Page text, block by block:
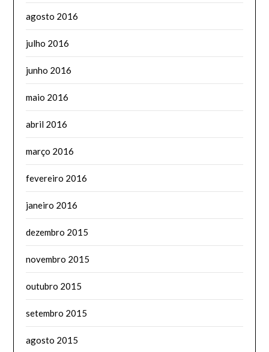
agosto 2016
julho 2016
junho 2016
maio 2016
abril 2016
março 2016
fevereiro 2016
janeiro 2016
dezembro 2015
novembro 2015
outubro 2015
setembro 2015
agosto 2015